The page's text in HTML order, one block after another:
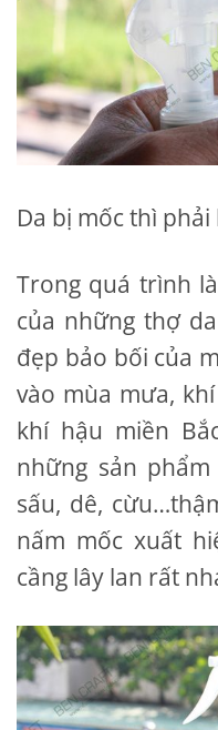
Da bị mốc thì phải
Trong quá trình
của những thợ
đẹp bảo bối của
vào mùa mưa,
khí hậu miền
những sản
sấu, dê,
nấm mốc xuất
cầng lây lan rất